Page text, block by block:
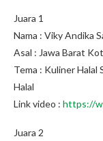
Juara 1
Nama : Viky Andika
Asal : Jawa Barat
Tema : Kuliner Halal
Halal
Link video : https://
Juara 2